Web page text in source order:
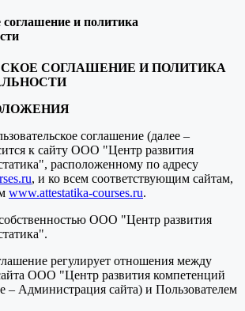
соглашение и политика
СОГЛАШЕНИЕ И ПОЛИТИКА
соглашение (далее –
к сайту ООО "Центр развития
расположенному по адресу
, и ко всем соответствующим сайтам,
www.attestatika-courses.ru.
ООО "Центр развития
регулирует отношения между
ООО "Центр развития компетенций
– Администрация сайта) и Пользователем